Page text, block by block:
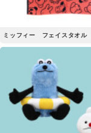
ミッフィー フェイスタオル